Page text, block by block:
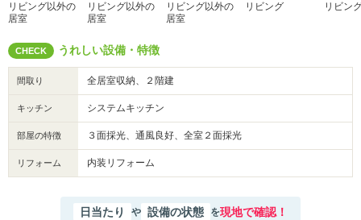
リビング以外の
居室
リビング以外の
居室
リビング以外の
居室
リビング リビン
CHECK うれしい設備・特徴
間取り 全居室収納、２階建
キッチン システムキッチン
部屋の特徴 ３面採光、通風良好、全室２面採光
リフォーム 内装リフォーム
日当たり や 設備の状態 を現地で確認！